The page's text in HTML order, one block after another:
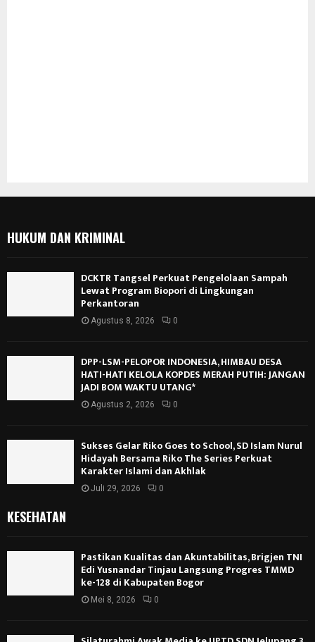
HUKUM DAN KRIMINAL
DCKTR Tangsel Perkuat Pengelolaan Sampah
Lewat Program Biopori di Lingkungan
Perkantoran
Agustus 8, 2026 0
DPP-LSM-PELOPOR INDONESIA, HIMBAU DESA
HATI-HATI KELOLA KOPDES MERAH PUTIH: JANGAN
JADI BOM WAKTU UTANG*
Agustus 2, 2026 0
Sukses Gelar Riko Goes to School, SD Islam Nurul
Hidayah Bersama Riko The Series Perkuat
Karakter Islami dan Akhlak
Juli 29, 2026 0
KESEHATAN
Pastikan Kualitas dan Akuntabilitas, Brigjen TNI
Edi Yusnandar Tinjau Langsung Progres TMMD
ke-128 di Kabupaten Bogor
Mei 8, 2026 0